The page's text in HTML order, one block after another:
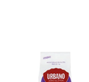
da luz direta. Após